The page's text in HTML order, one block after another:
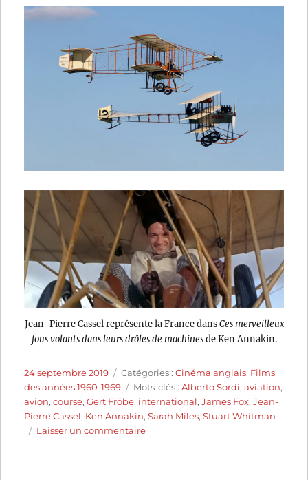
Jean-Pierre Cassel représente la France dansCes merveilleux
fous volants dans leurs drôles de machinesde Ken Annakin.
Publié
le
24 septembre 2019 Catégories
Catégories :Cinéma anglais, Films
des années 1960-1969
Étiquettes
Mots-clés :Alberto Sordi,aviation,
avion,course,Gert Fröbe, international,James Fox,Jean-
Pierre Cassel, Ken Annakin,Sarah Miles,Stuart Whitman
Laisser un commentairesur
Ces